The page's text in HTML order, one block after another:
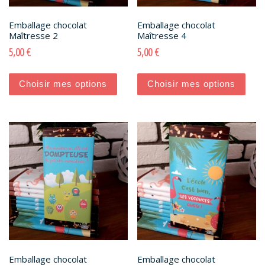
Emballage chocolat
Maîtresse 2
5,00€
Choisir mes options
Emballage chocolat
Maîtresse 4
5,00€
Choisir mes options
Emballage chocolat
Emballage chocolat